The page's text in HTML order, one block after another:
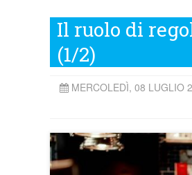
Il ruolo di
(1/2)
MERCOLEDÌ, 08 LUGLIO